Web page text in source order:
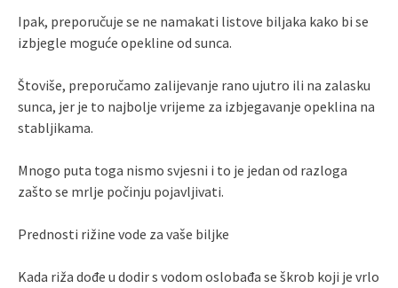
Ipak, preporučuje se ne namakati listove biljaka kako bi se
izbjegle moguće opekline od sunca.
Štoviše, preporučamo zalijevanje rano ujutro ili na zalasku
sunca, jer je to najbolje vrijeme za izbjegavanje opeklina na
stabljikama.
Mnogo puta toga nismo svjesni i to je jedan od razloga
zašto se mrlje počinju pojavljivati.
Prednosti rižine vode za vaše biljke
Kada riža dođe u dodir s vodom oslobađa se škrob koji je vrlo